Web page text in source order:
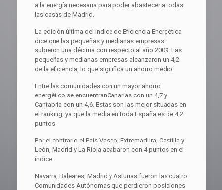
a la energía necesaria para poder abastecer a todas
las casas de Madrid.
La edición última del índice de Eficiencia Energética
dice que las pequeñas y medianas empresas
subieron una décima con respecto al año 2009. Las
pequeñas y medianas empresas alcanzaron un 4,2
de la eficiencia, lo que significa un ahorro medio.
Entre las comunidades con un mayor ahorro
energético se encuentranCanarias con un 4,7 y
Cantabria con un 4,6. Estas son las mejor situadas en
el ranking, ya que la media en toda España es de 4,2
puntos.
Por el contrario el País Vasco, Extremadura, Castilla y
León, Madrid y La Rioja acabaron con 4 puntos en el
índice.
Navarra, Baleares, Madrid y Asturias fueron las cuatro
Comunidades Autónomas que perdieron posiciones